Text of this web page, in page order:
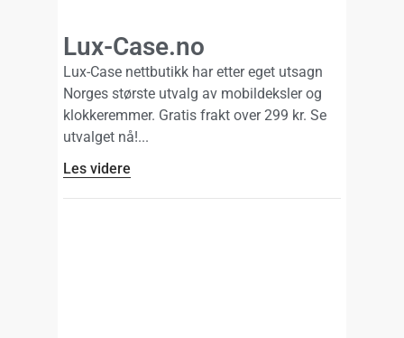
Lux-Case.no
Lux-Case nettbutikk har etter eget utsagn
Norges største utvalg av mobildeksler og
klokkeremmer. Gratis frakt over 299 kr. Se
utvalget nå!
Les videre